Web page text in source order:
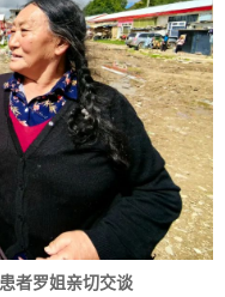
者罗姐亲切交谈